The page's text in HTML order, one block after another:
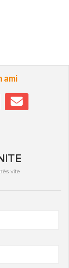
ami
vite